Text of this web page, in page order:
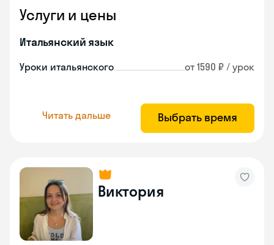
Услуги и цены
Итальянский язык
Уроки итальянского от 1590 ₽ / урок
Читать дальше Выбрать время
Виктория